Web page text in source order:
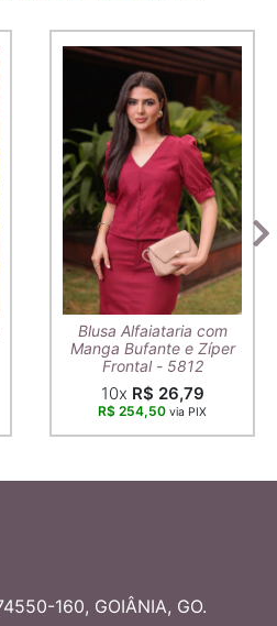
Blusa Alfaiataria com
Manga Bufante e Zíper
Frontal - 5812
10x R$ 26,79
R$ 254,50 via PIX
160, GOIÂNIA, GO.